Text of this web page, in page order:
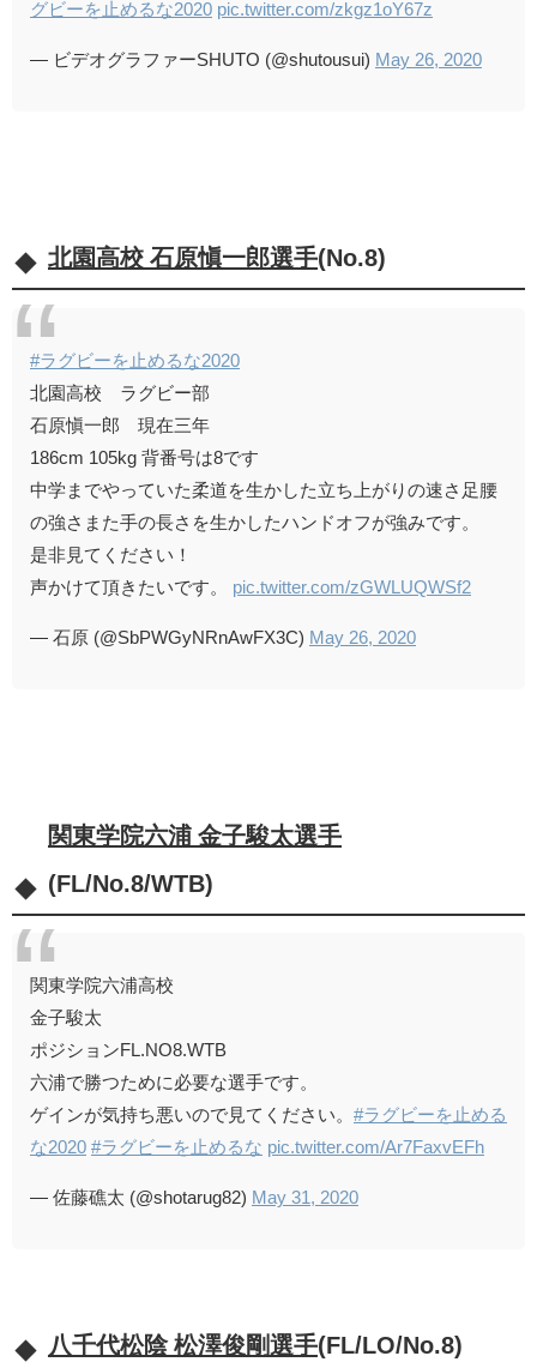
グビーを止めるな2020 pic.twitter.com/zkgz1oY67z
— ビデオグラファーSHUTO (@shutousui) May 26, 2020
北園高校 石原愼一郎選手(No.8)
#ラグビーを止めるな2020
北園高校 ラグビー部
石原愼一郎 現在三年
186cm 105kg 背番号は8です
中学までやっていた柔道を生かした立ち上がりの速さ足腰
の強さまた手の長さを生かしたハンドオフが強みです。
是非見てください！
声かけて頂きたいです。 pic.twitter.com/zGWLUQWSf2
— 石原 (@SbPWGyNRnAwFX3C) May 26, 2020
関東学院六浦 金子駿太選手
(FL/No.8/WTB)
関東学院六浦高校
金子駿太
ポジションFL.NO8.WTB
六浦で勝つために必要な選手です。
ゲインが気持ち悪いので見てください。 #ラグビーを止める
な2020 #ラグビーを止めるな pic.twitter.com/Ar7FaxvEFh
— 佐藤礁太 (@shotarug82) May 31, 2020
八千代松陰 松澤俊剛選手(FL/LO/No.8)